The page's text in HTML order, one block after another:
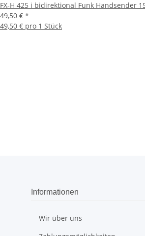
FX-H 425 i bidirektional Funk Handsender
49,50 € *
49,50 € pro 1 Stück
Informationen
Wir über uns